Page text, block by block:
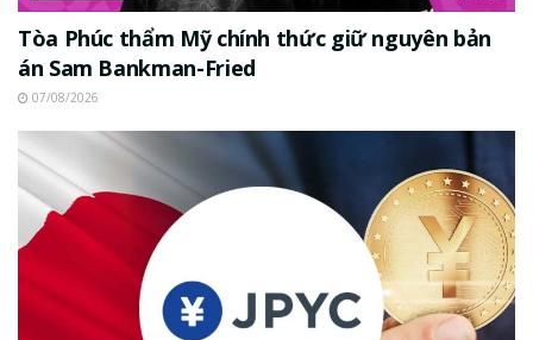
Tòa Phúc thẩm Mỹ chính thức giữ nguyên bản
án Sam Bankman-Fried
07/08/2026